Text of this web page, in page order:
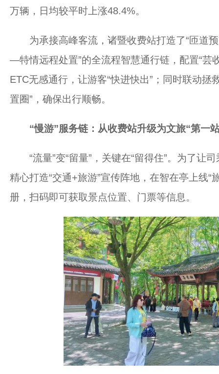
万辆，日均较平时上涨48.4%。
为承接高峰客流，诸暨收费站打造了“匝道
—特情远程处置”的全流程智慧通行链，配置“芸
ETC无感通行，让游客“快进快出”；同时联动拯
置圈”，确保出行顺畅。
“慢游”服务链：从收费站升级为文旅“第一
“流量”变“留量”，关键在“留得住”。为了让
精心打造“交通+旅游”宣传阵地，在智在亭上线“
册，扫码即可获取景点位置、门票等信息。